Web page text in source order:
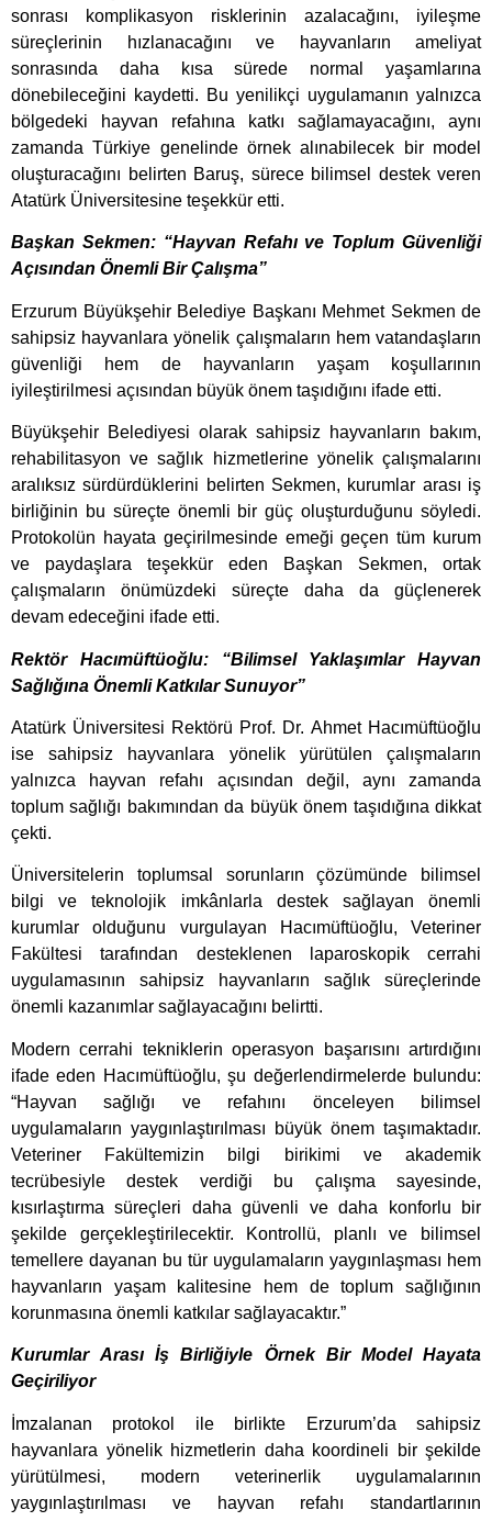
sonrası komplikasyon risklerinin azalacağını, iyileşme
süreçlerinin hızlanacağını ve hayvanların ameliyat
sonrasında daha kısa sürede normal yaşamlarına
dönebileceğini kaydetti. Bu yenilikçi uygulamanın yalnızca
bölgedeki hayvan refahına katkı sağlamayacağını, aynı
zamanda Türkiye genelinde örnek alınabilecek bir model
oluşturacağını belirten Baruş, sürece bilimsel destek veren
Atatürk Üniversitesine teşekkür etti.
Başkan Sekmen: “Hayvan Refahı ve Toplum Güvenliği
Açısından Önemli Bir Çalışma”
Erzurum Büyükşehir Belediye Başkanı Mehmet Sekmen de
sahipsiz hayvanlara yönelik çalışmaların hem vatandaşların
güvenliği hem de hayvanların yaşam koşullarının
iyileştirilmesi açısından büyük önem taşıdığını ifade etti.
Büyükşehir Belediyesi olarak sahipsiz hayvanların bakım,
rehabilitasyon ve sağlık hizmetlerine yönelik çalışmalarını
aralıksız sürdürdüklerini belirten Sekmen, kurumlar arası iş
birliğinin bu süreçte önemli bir güç oluşturduğunu söyledi.
Protokolün hayata geçirilmesinde emeği geçen tüm kurum
ve paydaşlara teşekkür eden Başkan Sekmen, ortak
çalışmaların önümüzdeki süreçte daha da güçlenerek
devam edeceğini ifade etti.
Rektör Hacımüftüoğlu: “Bilimsel Yaklaşımlar Hayvan
Sağlığına Önemli Katkılar Sunuyor”
Atatürk Üniversitesi Rektörü Prof. Dr. Ahmet Hacımüftüoğlu
ise sahipsiz hayvanlara yönelik yürütülen çalışmaların
yalnızca hayvan refahı açısından değil, aynı zamanda
toplum sağlığı bakımından da büyük önem taşıdığına dikkat
çekti.
Üniversitelerin toplumsal sorunların çözümünde bilimsel
bilgi ve teknolojik imkânlarla destek sağlayan önemli
kurumlar olduğunu vurgulayan Hacımüftüoğlu, Veteriner
Fakültesi tarafından desteklenen laparoskopik cerrahi
uygulamasının sahipsiz hayvanların sağlık süreçlerinde
önemli kazanımlar sağlayacağını belirtti.
Modern cerrahi tekniklerin operasyon başarısını artırdığını
ifade eden Hacımüftüoğlu, şu değerlendirmelerde bulundu:
“Hayvan sağlığı ve refahını önceleyen bilimsel
uygulamaların yaygınlaştırılması büyük önem taşımaktadır.
Veteriner Fakültemizin bilgi birikimi ve akademik
tecrübesiyle destek verdiği bu çalışma sayesinde,
kısırlaştırma süreçleri daha güvenli ve daha konforlu bir
şekilde gerçekleştirilecektir. Kontrollü, planlı ve bilimsel
temellere dayanan bu tür uygulamaların yaygınlaşması hem
hayvanların yaşam kalitesine hem de toplum sağlığının
korunmasına önemli katkılar sağlayacaktır.”
Kurumlar Arası İş Birliğiyle Örnek Bir Model Hayata
Geçiriliyor
İmzalanan protokol ile birlikte Erzurum’da sahipsiz
hayvanlara yönelik hizmetlerin daha koordineli bir şekilde
yürütülmesi, modern veterinerlik uygulamalarının
yaygınlaştırılması ve hayvan refahı standartlarının